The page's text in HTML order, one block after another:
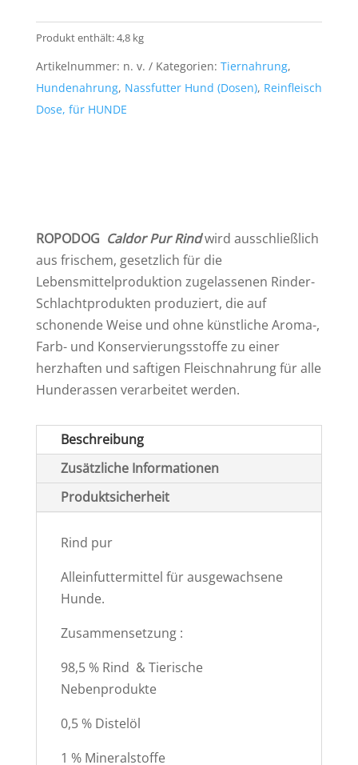
6
X
Menge
Produkt enthält: 4,8 kg
Artikelnummer: n. v. Kategorien: Tiernahrung,
Hundenahrung, Nassfutter Hund (Dosen), Reinfleisch
Dose, für HUNDE
ROPODOG Caldor Pur Rindwird ausschließlich
aus frischem, gesetzlich für die
Lebensmittelproduktion zugelassenen Rinder-
Schlachtprodukten produziert, die auf
schonende Weise und ohne künstliche Aroma-,
Farb- und Konservierungsstoffe zu einer
herzhaften und saftigen Fleischnahrung für alle
Hunderassen verarbeitet werden.
Beschreibung
Zusätzliche Informationen
Produktsicherheit
Rind pur
Alleinfuttermittel für ausgewachsene
Hunde.
Zusammensetzung :
98,5 % Rind & Tierische
Nebenprodukte
0,5 % Distelöl
1 % Mineralstoffe